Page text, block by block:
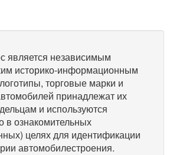
является независимым
историко-информационным
торговые марки и
принадлежат их
и используются
в ознакомительных
целях для идентификации
автомобилестроения.